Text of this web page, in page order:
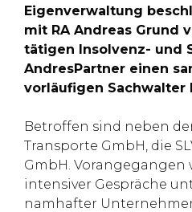
Eigenverwaltung
mit RA Andreas Grund
tätigen Insolvenz- und
AndresPartner einen
vorläufigen Sachwalter
Betroffen sind neben
Transporte GmbH, die
GmbH. Vorangegangen
intensiver Gespräche
namhafter